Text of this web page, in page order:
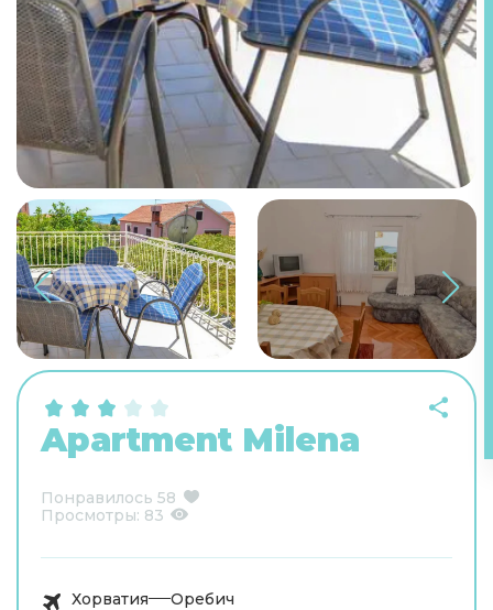
Apartment Milena
Понравилось 58
Просмотры: 83
Хорватия Оребич